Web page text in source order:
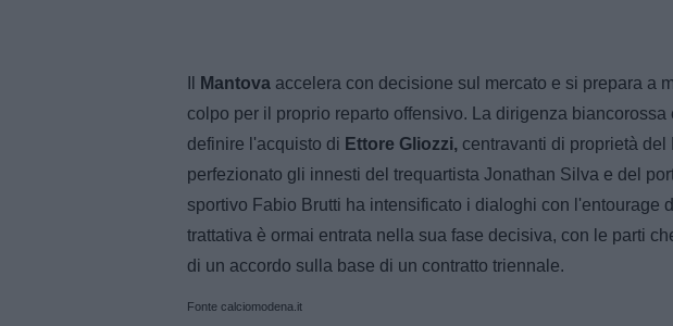
Mantova accelera con decisione sul mercato e si prepara a
colpo per il proprio reparto offensivo. La dirigenza biancorossa
definire l'acquisto di Ettore Gliozzi, centravanti di proprietà
perfezionato gli innesti del trequartista Jonathan Silva e del
sportivo Fabio Brutti ha intensificato i dialoghi con l'entourage
trattativa è ormai entrata nella sua fase decisiva, con le parti
di un accordo sulla base di un contratto triennale.
Fonte calciomodena.it